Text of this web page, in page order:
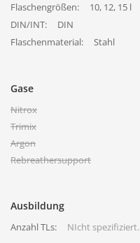
Flaschengrößen:
10, 12, 15 l
DIN/INT:
DIN
Flaschenmaterial:
Stahl
Gase
Nitrox
Trimix
Argon
Rebreathersupport
Ausbildung
Anzahl TLs: NIcht spezifiziert.